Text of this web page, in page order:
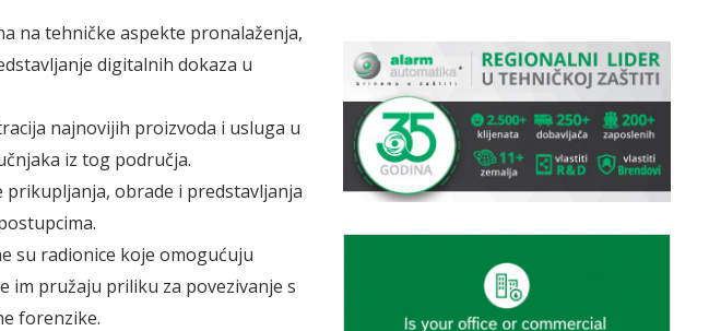
na tehničke aspekte pronalaženja,
digitalnih dokaza u
najnovijih proizvoda i usluga u
iz tog područja.
prikupljanja, obrade i predstavljanja
su radionice koje omogućuju
im pružaju priliku za povezivanje s
forenzike.